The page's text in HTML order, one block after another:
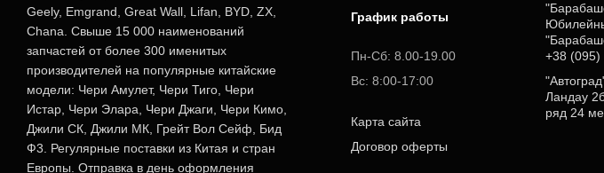
Geely, Emgrand, Great Wall, Lifan, BYD, ZX,
Chana. Свыше 15 000 наименований
запчастей от более 300 именитых
производителей на популярные китайские
модели: Чери Амулет, Чери Тиго, Чери
Истар, Чери Элара, Чери Джаги, Чери Кимо,
Джили СК, Джили МК, Грейт Вол Сейф, Бид
Ф3. Регулярные поставки из Китая и стран
Европы. Отправка в день оформления
График работы
Пн-Сб: 8.00-19.00
Вс: 8:00-17:00
Карта сайта
Договор оферты
+38 (095)
Ландау
ряд 24